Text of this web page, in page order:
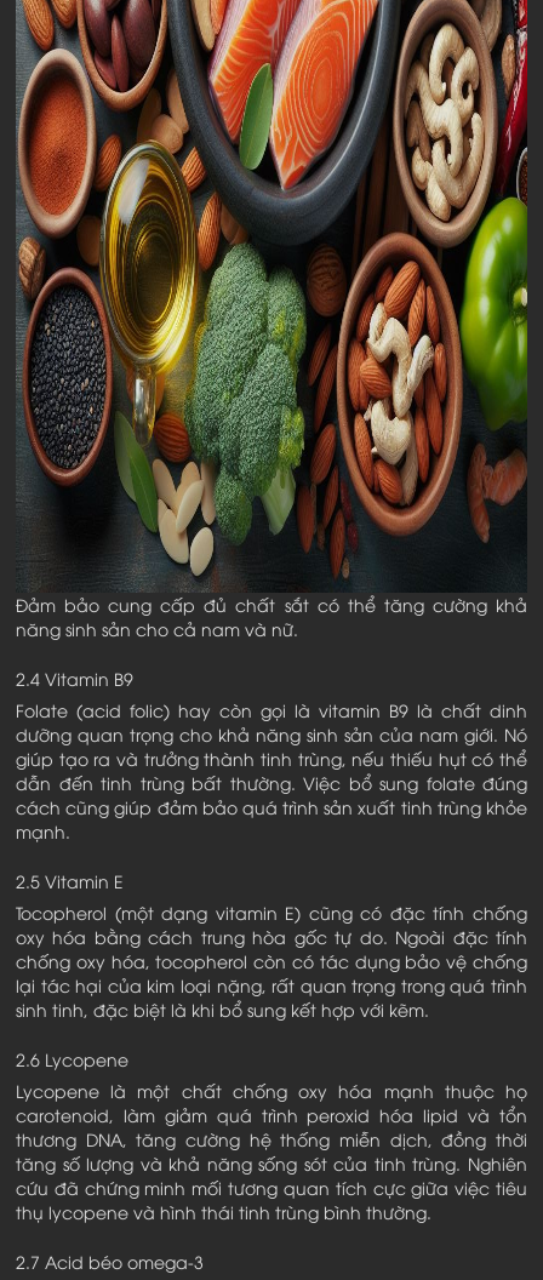
Đảm bảo cung cấp đủ chất sắt có thể tăng cường khả
năng sinh sản cho cả nam và nữ.
2.4 Vitamin B9
Folate (acid folic) hay còn gọi là vitamin B9 là chất dinh
dưỡng quan trọng cho khả năng sinh sản của nam giới. Nó
giúp tạo ra và trưởng thành tinh trùng, nếu thiếu hụt có thể
dẫn đến tinh trùng bất thường. Việc bổ sung folate đúng
cách cũng giúp đảm bảo quá trình sản xuất tinh trùng khỏe
mạnh.
2.5 Vitamin E
Tocopherol (một dạng vitamin E) cũng có đặc tính chống
oxy hóa bằng cách trung hòa gốc tự do. Ngoài đặc tính
chống oxy hóa, tocopherol còn có tác dụng bảo vệ chống
lại tác hại của kim loại nặng, rất quan trọng trong quá trình
sinh tinh, đặc biệt là khi bổ sung kết hợp với kẽm.
2.6 Lycopene
Lycopene là một chất chống oxy hóa mạnh thuộc họ
carotenoid, làm giảm quá trình peroxid hóa lipid và tổn
thương DNA, tăng cường hệ thống miễn dịch, đồng thời
tăng số lượng và khả năng sống sót của tinh trùng. Nghiên
cứu đã chứng minh mối tương quan tích cực giữa việc tiêu
thụ lycopene và hình thái tinh trùng bình thường.
2.7 Acid béo omega-3